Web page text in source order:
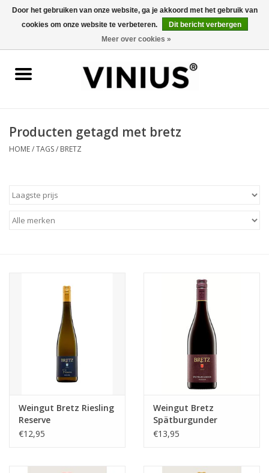
0 Artikelen - €0,00
Wijn per kleur/soort
Wijnproeverij
Over Vinius
Producten getagd met bretz
HOME/TAGS/ BRETZ
Weingut Bretz Riesling
Reserve
€12,95
Weingut Bretz
Spätburgunder
Trocken
€13,95
Door het gebruiken van onze website, ga je akkoord met het gebruik van
cookies om onze website te verbeteren.
Dit bericht verbergen
Meer over cookies »